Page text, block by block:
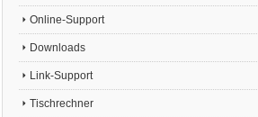
Online-Support
Downloads
Link-Support
Tischrechner